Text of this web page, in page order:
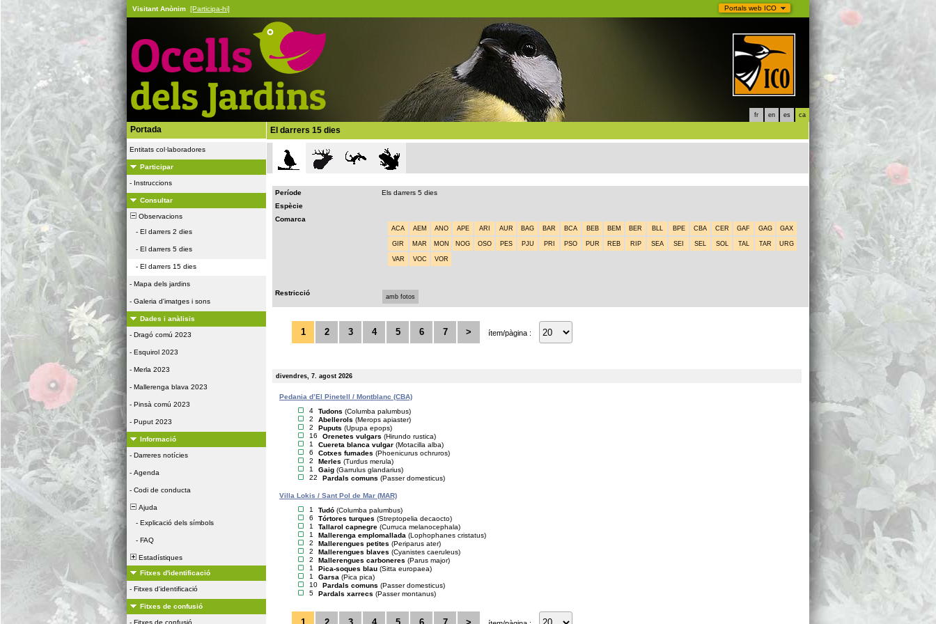
Portals web ICO
Visitant Anònim [Participa-hi]
fr en es ca
Portada
Entitats col·laboradores
Participar
- Instruccions
Consultar
Observacions
- El darrers 2 dies
- El darrers 5 dies
- El darrers 15 dies
- Mapa dels jardins
- Galeria d'imatges i sons
Dades i anàlisis
- Dragó comú 2023
- Esquirol 2023
- Merla 2023
- Mallerenga blava 2023
- Pinsà comú 2023
- Puput 2023
Informació
- Darreres notícies
- Agenda
- Codi de conducta
Ajuda
- Explicació dels símbols
- FAQ
Estadístiques
Fitxes d'identificació
- Fitxes d'identificació
Fitxes de confusió
- Fitxes de confusió
El darrers 15 dies
Període
Els darrers 5 dies
Espècie
Comarca
ACA AEM ANO APE ARI AUR BAG BAR BCA BEB BEM BER BLL BPE CBA CER GAF GAG GAX
GIR MAR MON NOG OSO PES PJU PRI PSO PUR REB RIP SEA SEI SEL SOL TAL TAR URG
VAR VOC VOR
Restricció amb fotos
1 2 3 4 5 6 7 > ítem/pàgina :
divendres, 7. agost 2026
Pedania d’El Pinetell / Montblanc (CBA)
4
Tudons (Columba palumbus)
2
Abellerols (Merops apiaster)
2
Puputs (Upupa epops)
16
Orenetes vulgars (Hirundo rustica)
1
Cuereta blanca vulgar (Motacilla alba)
6
Cotxes fumades (Phoenicurus ochruros)
2
Merles (Turdus merula)
1
Gaig (Garrulus glandarius)
22
Pardals comuns (Passer domesticus)
Villa Lokis / Sant Pol de Mar (MAR)
1
Tudó (Columba palumbus)
6
Tórtores turques (Streptopelia decaocto)
1
Tallarol capnegre (Curruca melanocephala)
1
Mallerenga emplomallada (Lophophanes cristatus)
2
Mallerengues petites (Periparus ater)
2
Mallerengues blaves (Cyanistes caeruleus)
2
Mallerengues carboneres (Parus major)
1
Pica-soques blau (Sitta europaea)
1
Garsa (Pica pica)
10
Pardals comuns (Passer domesticus)
5
Pardals xarrecs (Passer montanus)